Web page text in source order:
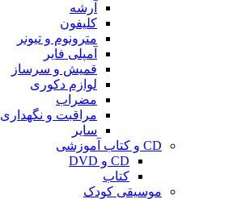
آرشه
کلیفون
مترونوم و تیونر
آمپلی فایر
قمیش و سرساز
لوازم دکوری
مضراب
مراقبت و نگهداری
سایر
CD و کتاب آموزشی
CD و DVD
کتاب
موسیقی کودک